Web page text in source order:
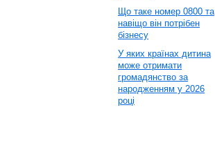
Що таке номер 0800 та
навіщо він потрібен
бізнесу
У яких країнах дитина
може отримати
громадянство за
народженням у 2026
році